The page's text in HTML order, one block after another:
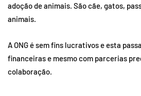
adoção de animais. São cãe, gatos,
animais.
A ONG é sem fins lucrativos e esta
financeiras e mesmo com parcerias
colaboração.